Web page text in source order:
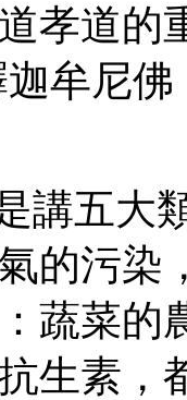
孝道的
牟尼
講五大
的污染
蔬菜的
生素，